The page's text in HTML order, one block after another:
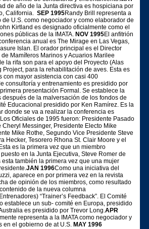
de año de la Junta directiva es hospiciana por
California. SEP 1995Randy Brill representa a
de U.S. como negociador y como elaborador de
Kirtland es designado oficialmente como el
públicas de la IMATA. NOV 1995El anfitrión
anual es The Mirage en Las Vegas,
Islan. El orador principal es el Director
Mamíferos Marinos y Acuarios Marilee
la rifa son para el apoyo del Proyecto (Alas
Project, para la rehabilitación de aves. Esta es
con mayor asistencia con casi 400
consultoría y entrenamiento es presidido por
presentación Formal. Se establece la
de la malversación de los fondos de
Educacional presidido por Ken Ramírez. Es la
donde se va a realizar la conferencia es
Oficiales de 1995 fueron: Presidente Pasado
Cheryl Messinger, Presidente Electo Mike
Mike Rothe, Segundo Vice Presidente Steve
Hecker, Tesorero Rhona St. Clair Moore y el
es la primera vez que un miembro
en la Junta Ejecutiva, Steve Romer de
esta también la primera vez que una mujer
JAN 1996Como una iniciativa del
aparece en por primera vez en la revista
de opinión de los miembros, como resultado
de la nueva columna
“Trainer’s Feedback”. El Comité
establece un sub- comité en Europa, presidido
es presidido por Trevor Long.APR
representa a la IMATA como negociador y
en el gobierno de at U.S. MAY 1996